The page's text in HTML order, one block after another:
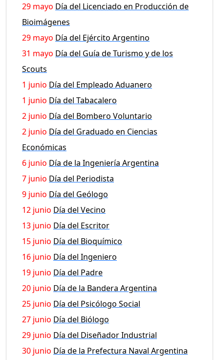
29 mayo Día del Licenciado en Producción de
Bioimágenes
29 mayo Día del Ejército Argentino
31 mayo Día del Guía de Turismo y de los
Scouts
1 junio Día del Empleado Aduanero
1 junio Día del Tabacalero
2 junio Día del Bombero Voluntario
2 junio Día del Graduado en Ciencias
Económicas
6 junio Día de la Ingeniería Argentina
7 junio Día del Periodista
9 junio Día del Geólogo
12 junio Día del Vecino
13 junio Día del Escritor
15 junio Día del Bioquímico
16 junio Día del Ingeniero
19 junio Día del Padre
20 junio Día de la Bandera Argentina
25 junio Día del Psicólogo Social
27 junio Día del Biólogo
29 junio Día del Diseñador Industrial
30 junio Día de la Prefectura Naval Argentina